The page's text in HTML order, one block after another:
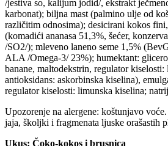
/jestiva so, kalijum jodid/, ekstrakt
karbonat); biljna mast (palmino ulje od
različitim odnosima); desicirani kokos
(komadići ananasa 51,3%, šećer,
/SO2/); mleveno laneno seme 1,5%
ALA /Omega-3/ 23%); humektant:
banane, maltodekstrin, regulator
antioksidans: askorbinska kiselina),
regulator kiselosti: limunska kiselina;
Upozorenje na alergene: koštunjavo
jaja, školjki i fragmenata ljuske orašastih
Ukus: Čoko-kokos i brusnica